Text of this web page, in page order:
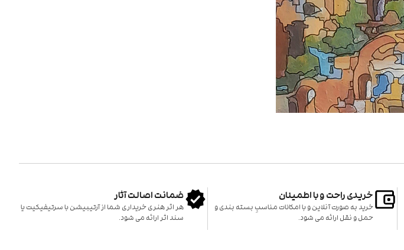
خریدی راحت و با اطمینان
خرید به صورت آنلاین و با امکانات مناسبِ بسته بندی و
حمل و نقل ارائه می شود.
ضمانت اصالت آثار
هر اثر هنری خریداری شما از آرتیبیشن با سرتیفیکیت یا
سند اثر ارائه می شود.